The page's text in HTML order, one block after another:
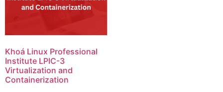
Khoá Linux Professional
Institute LPIC-3
Virtualization and
Containerization